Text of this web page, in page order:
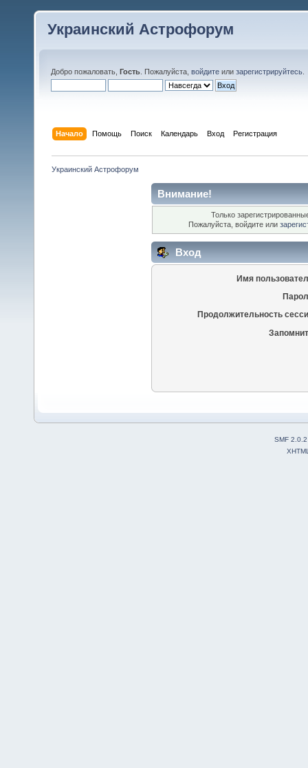
Украинский Астрофорум
Добро пожаловать, Гость . Пожалуйста, войдите или зарегистрируйтесь
Начало Помощь Поиск Календарь Вход Регистрация
Украинский Астрофорум
Внимание!
Только
Пожалуйста, войдите или
Вход
Имя
Продолжительность
SMF 2.0.2